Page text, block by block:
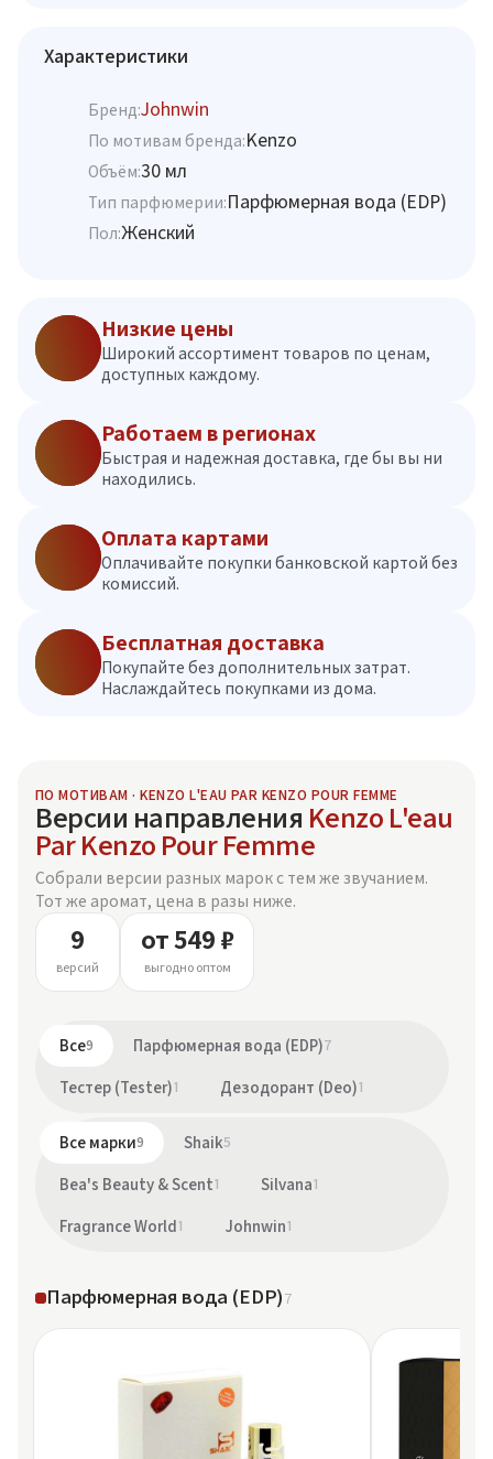
Характеристики
Бренд:Johnwin
По мотивам бренда:Kenzo
Объём:30 мл
Тип парфюмерии:Парфюмерная вода (EDP)
Пол:Женский
Низкие цены
Широкий ассортимент товаров по ценам,
доступных каждому.
Работаем в регионах
Быстрая и надежная доставка, где бы вы ни
находились.
Оплата картами
Оплачивайте покупки банковской картой без
комиссий.
Бесплатная доставка
Покупайте без дополнительных затрат.
Наслаждайтесь покупками из дома.
ПО МОТИВАМ · KENZO L'EAU PAR KENZO POUR FEMME
Версии направления Kenzo L'eau
Par Kenzo Pour Femme
Собрали версии разных марок с тем же звучанием.
Тот же аромат, цена в разы ниже.
9
версий
от 549 ₽
выгодно оптом
Все9 Парфюмерная вода (EDP)7
Тестер (Tester)1 Дезодорант (Deo)1
Все марки9 Shaik5
Bea's Beauty & Scent1 Silvana1
Fragrance World 1 Johnwin1
Парфюмерная вода (EDP)7